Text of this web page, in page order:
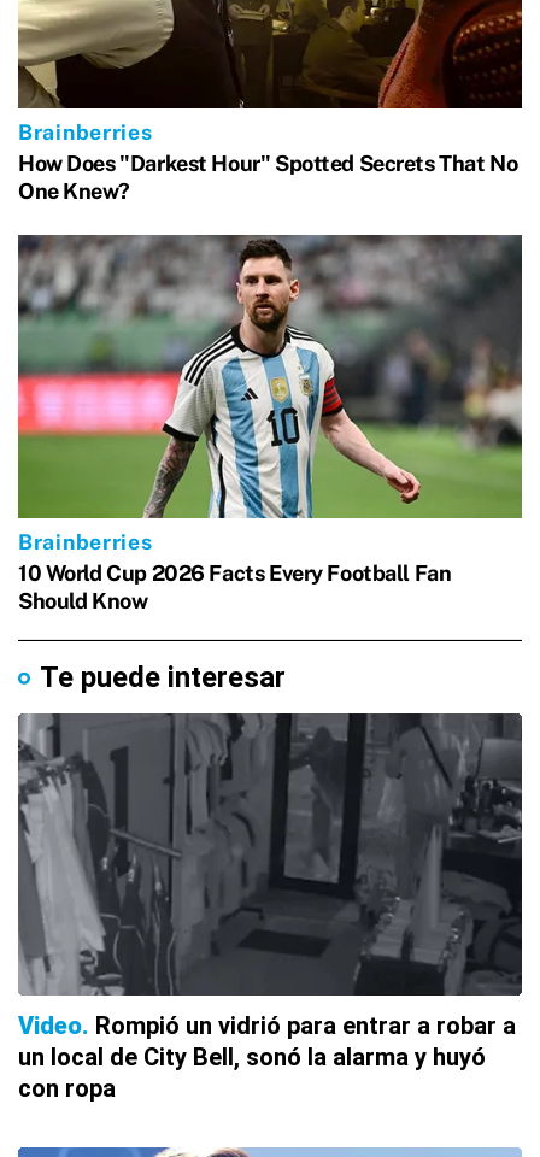
Te puede interesar
Video Rompió un vidrió para entrar a robar a
un local de City Bell, sonó la alarma y huyó
con ropa